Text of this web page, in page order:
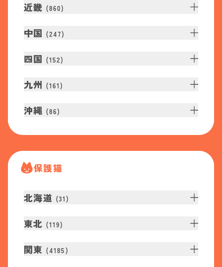
近畿 (860)
中国 (247)
四国 (152)
九州 (161 )
沖縄 (86)
保護猫
北海道 (31 )
東北 (119)
関東 (4185 )